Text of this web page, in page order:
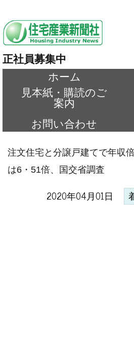
正社員募集中
ホーム
見本紙・購読のご
案内
お問い合わせ
注文住宅と分譲戸建てで年収
は6・51倍、国交省調査
2020年04月01日